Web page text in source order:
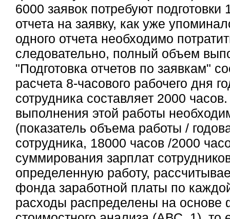
6000 заявок потребуют подготовки
отчета на заявку, как уже
одного отчета необходимо
следовательно, полный объем
"Подготовка отчетов по заявкам"
расчета 8-часового рабочего дня
сотрудника составляет 2000
выполнения этой работы
(показатель объема работы /
сотрудника, 18000 часов /2000
суммирования зарплат
определенную работу,
фонда заработной платы по
расходы распределены на основе